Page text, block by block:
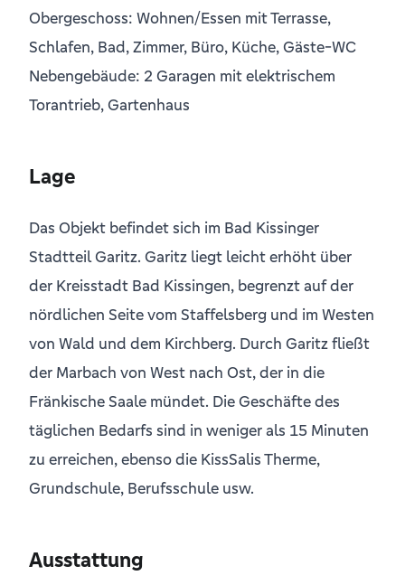
Obergeschoss: Wohnen/Essen mit Terrasse,
Schlafen, Bad, Zimmer, Büro, Küche, Gäste-WC
Nebengebäude: 2 Garagen mit elektrischem
Torantrieb, Gartenhaus
Lage
Das Objekt befindet sich im Bad Kissinger
Stadtteil Garitz. Garitz liegt leicht erhöht über
der Kreisstadt Bad Kissingen, begrenzt auf der
nördlichen Seite vom Staffelsberg und im Westen
von Wald und dem Kirchberg. Durch Garitz fließt
der Marbach von West nach Ost, der in die
Fränkische Saale mündet. Die Geschäfte des
täglichen Bedarfs sind in weniger als 15 Minuten
zu erreichen, ebenso die KissSalis Therme,
Grundschule, Berufsschule usw.
Ausstattung